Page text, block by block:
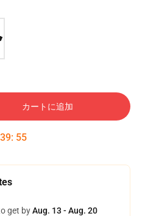
カートに追加
39: 54
get byAug. 13 - Aug. 20